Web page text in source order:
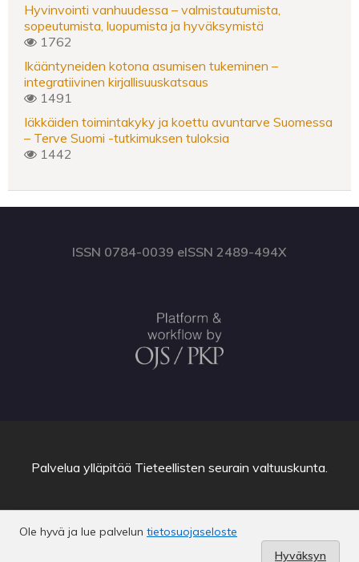
Hyvinvointi vanhuudessa – valmistautumista,
sopeutumista, luopumista ja hyväksymistä
1762
Ikääntyneiden kotona asumisen tukeminen –
integratiivinen kirjallisuuskatsaus
1491
Iäkkäiden toimintakyky ja koettu avuntarve Suomessa
– Terve Suomi -tutkimuksen tuloksia
1442
ISSN 0784-0039 eISSN 2489-494X
Ole hyvä ja lue palvelun tietosuojaseloste
Hyväksyn
Palvelua ylläpitää Tieteellisten seurain valtuuskunta.